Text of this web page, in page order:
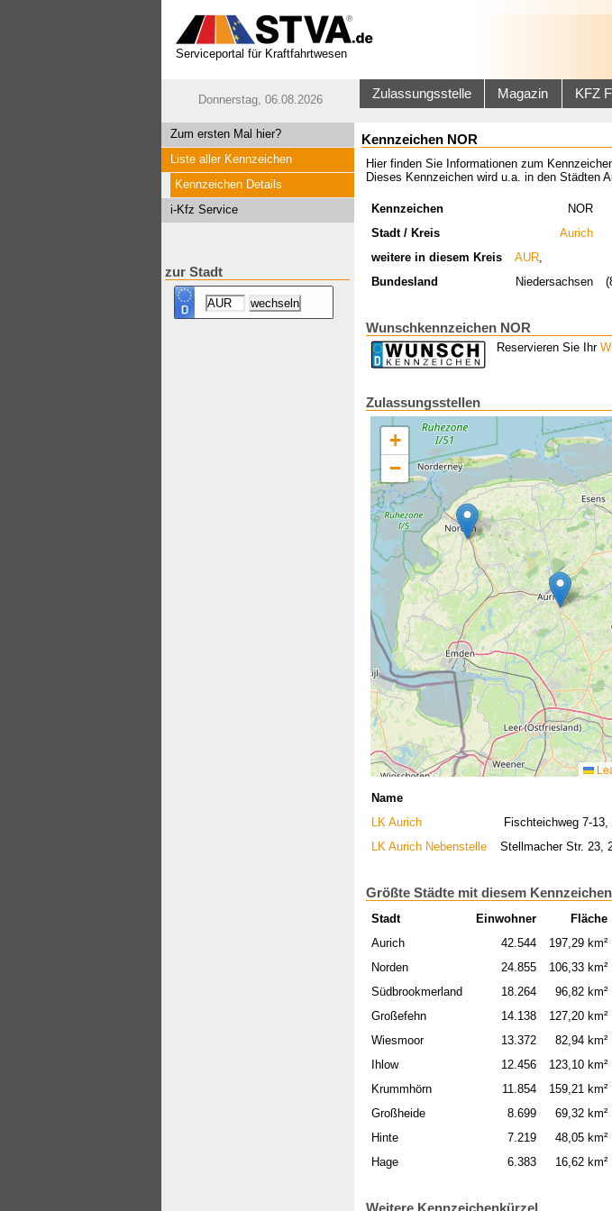
Serviceportal für Kraftfahrtwesen
Donnerstag, 06.08.2026 Zulassungsstelle Magazin KFZ
Zum ersten Mal hier?
Liste aller Kennzeichen
Kennzeichen Details
i-Kfz Service
zur Stadt
Kennzeichen NOR
Hier finden Sie Informationen zum
Dieses Kennzeichen wird u.a. in den Städten
Kennzeichen NOR
Stadt / Kreis
Aurich
weitere in diesem Kreis
AUR
Bundesland
Niedersachsen
Wunschkennzeichen NOR
Reservieren Sie Ihr
Zulassungsstellen
+
−
Name
LK Aurich
Fischteichweg 7-13,
LK Aurich Nebenstelle
Stellmacher Str. 23,
Größte Städte mit diesem Kennzeichen
Stadt Einwohner
Fläche
Aurich
42.544
197,29 km²
Norden
24.855
106,33 km²
Südbrookmerland
18.264
96,82 km²
Großefehn
14.138
127,20 km²
Wiesmoor
13.372
82,94 km²
Ihlow
12.456
123,10 km²
Krummhörn
11.854
159,21 km²
Großheide
8.699
69,32 km²
Hinte
7.219
48,05 km²
Hage
6.383 16,62 km²